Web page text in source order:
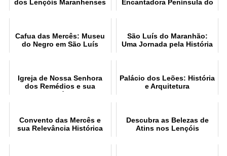
dos Lençóis Maranhenses
Encantadora Península do
Cafua das Mercês: Museu
do Negro em São Luís
São Luís do Maranhão:
Uma Jornada pela História
Igreja de Nossa Senhora
dos Remédios e sua
História
Palácio dos Leões: História
e Arquitetura
Convento das Mercês e
sua Relevância Histórica
Descubra as Belezas de
Atins nos Lençóis